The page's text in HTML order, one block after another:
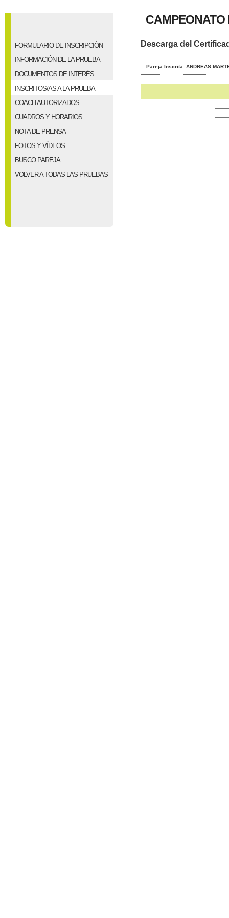
FORMULARIO DE INSCRIPCIÓN
INFORMACIÓN DE LA PRUEBA
DOCUMENTOS DE INTERÉS
INSCRITOS/AS A LA PRUEBA
COACH AUTORIZADOS
CUADROS Y HORARIOS
NOTA DE PRENSA
FOTOS Y VÍDEOS
BUSCO PAREJA
VOLVER A TODAS LAS PRUEBAS
Descarga del
Pareja Inscrita: ANDREAS